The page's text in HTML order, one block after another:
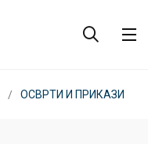
ОСВРТИ И ПРИКАЗИ